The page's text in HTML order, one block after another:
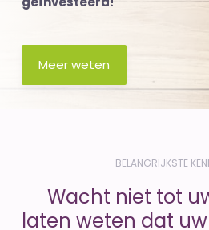
Meer weten
BELANGRIJKSTE
Wacht niet tot
laten weten dat